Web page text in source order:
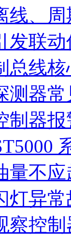
线、
发联
总线
测器
器报
不应
灯异
控制